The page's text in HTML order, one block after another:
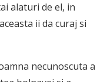
alaturi de el, in
ii da curaj si
necunoscuta a